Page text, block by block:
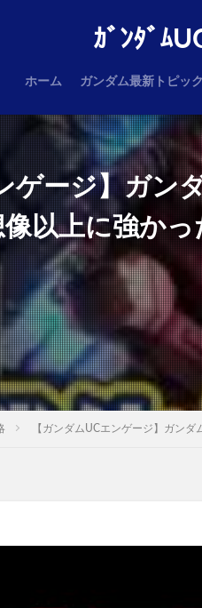
ｶﾞﾝﾀﾞﾑ
ホーム ガンダム最新トピッ
ゲージ】ガン
以上に強かっ
【ガンダムUCエンゲージ】ガン